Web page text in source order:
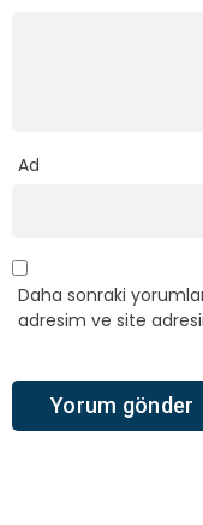
Ad
Daha sonraki
adresim ve site